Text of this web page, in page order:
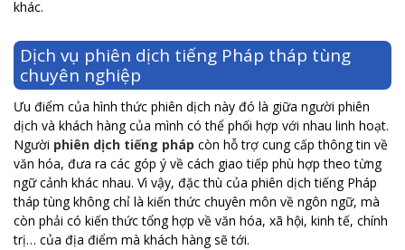
khác.
Dịch vụ phiên dịch tiếng Pháp tháp tùng
chuyên nghiệp
Ưu điểm của hình thức phiên dịch này đó là giữa người phiên
dịch và khách hàng của mình có thể phối hợp với nhau linh hoạt.
Người phiên dịch tiếng pháp còn hỗ trợ cung cấp thông tin về
văn hóa, đưa ra các góp ý về cách giao tiếp phù hợp theo từng
ngữ cảnh khác nhau. Vì vậy, đặc thù của phiên dịch tiếng Pháp
tháp tùng không chỉ là kiến thức chuyên môn về ngôn ngữ, mà
còn phải có kiến thức tổng hợp về văn hóa, xã hội, kinh tế, chính
trị… của địa điểm mà khách hàng sẽ tới.